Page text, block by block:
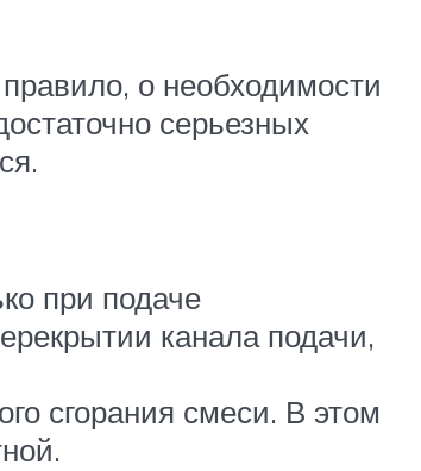
о необходимости
серьезных
при подаче
канала подачи,
сгорания смеси. В этом